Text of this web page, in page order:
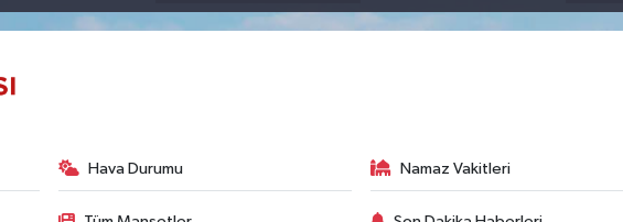
Hava Durumu Namaz Vakitleri